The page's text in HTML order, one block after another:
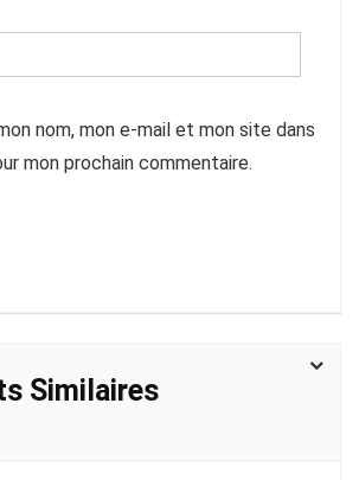
nom, mon e-mail et mon site dans
mon prochain commentaire.
Similaires